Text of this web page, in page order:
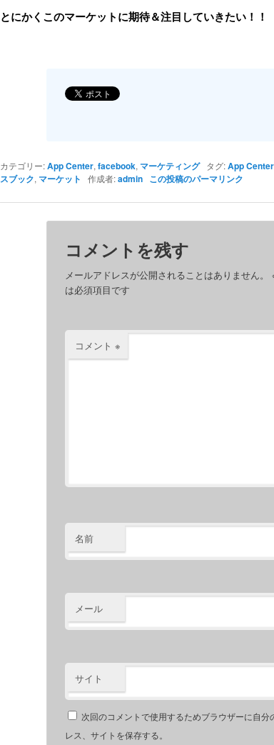
とにかくこのマーケットに期待＆注目していきたい！！
カテゴリー:App Center, facebook, マーケティングタグ:App Center
スブック, マーケット 作成者:admin この投稿のパーマリンク
コメントを残す
メールアドレスが公開されることはありません。
は必須項目です
コメント ※
名前
メール
サイト
次回のコメントで使用するためブラウザーに自分
レス、サイトを保存する。